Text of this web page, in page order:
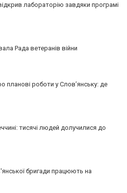
лабораторію завдяки програмі
Рада ветеранів війни
планові роботи у Слов’янську: де
тисячі людей долучилися до
бригади працюють на